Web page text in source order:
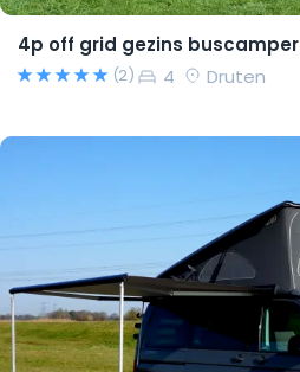
4p off grid gezins buscamper
(2) 4 Druten